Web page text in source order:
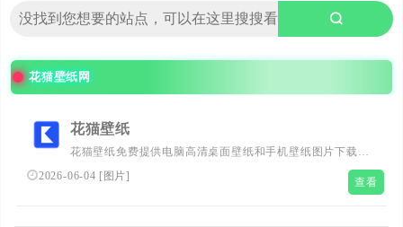
花猫壁纸网
花猫壁纸
花猫壁纸免费提供电脑高清桌面壁纸和手机壁纸图片下载，
花猫壁纸涵盖动漫壁纸、游戏壁纸、美女壁纸、风景壁纸、
2026-06-04 [ 图片] 查看